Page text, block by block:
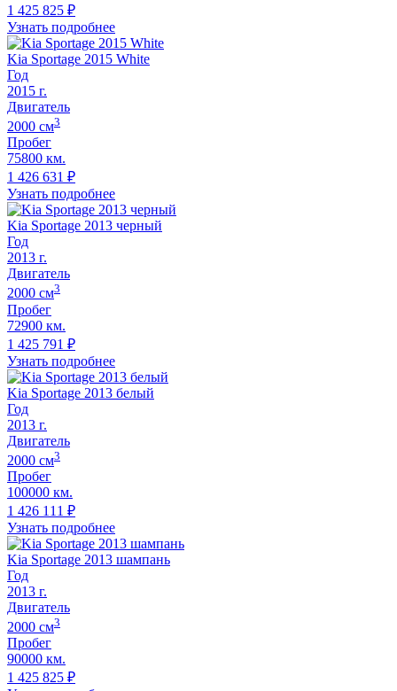
1 425 825 ₽
Узнать подробнее
Kia Sportage 2015 White
Год
2015 г.
Двигатель
2000 cм3
Пробег
75800 км.
1 426 631 ₽
Узнать подробнее
Kia Sportage 2013 черный
Год
2013 г.
Двигатель
2000 cм3
Пробег
72900 км.
1 425 791 ₽
Узнать подробнее
Kia Sportage 2013 белый
Год
2013 г.
Двигатель
2000 cм3
Пробег
100000 км.
1 426 111 ₽
Узнать подробнее
Kia Sportage 2013 шампань
Год
2013 г.
Двигатель
2000 cм3
Пробег
90000 км.
1 425 825 ₽